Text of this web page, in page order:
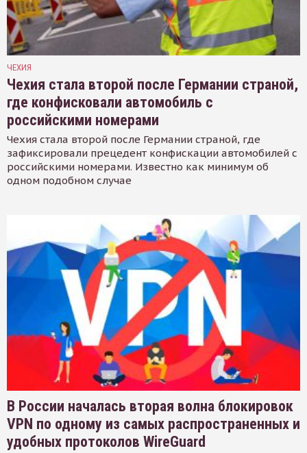
ЧЕХИЯ
Чехия стала второй после Германии страной,
где конфисковали автомобиль с
российскими номерами
Чехия стала второй после Германии страной, где
зафиксировали прецедент конфискации автомобилей с
российскими номерами. Известно как минимум об
одном подобном случае
В России началась вторая волна блокировок
VPN по одному из самых распространенных и
удобных протоколов WireGuard